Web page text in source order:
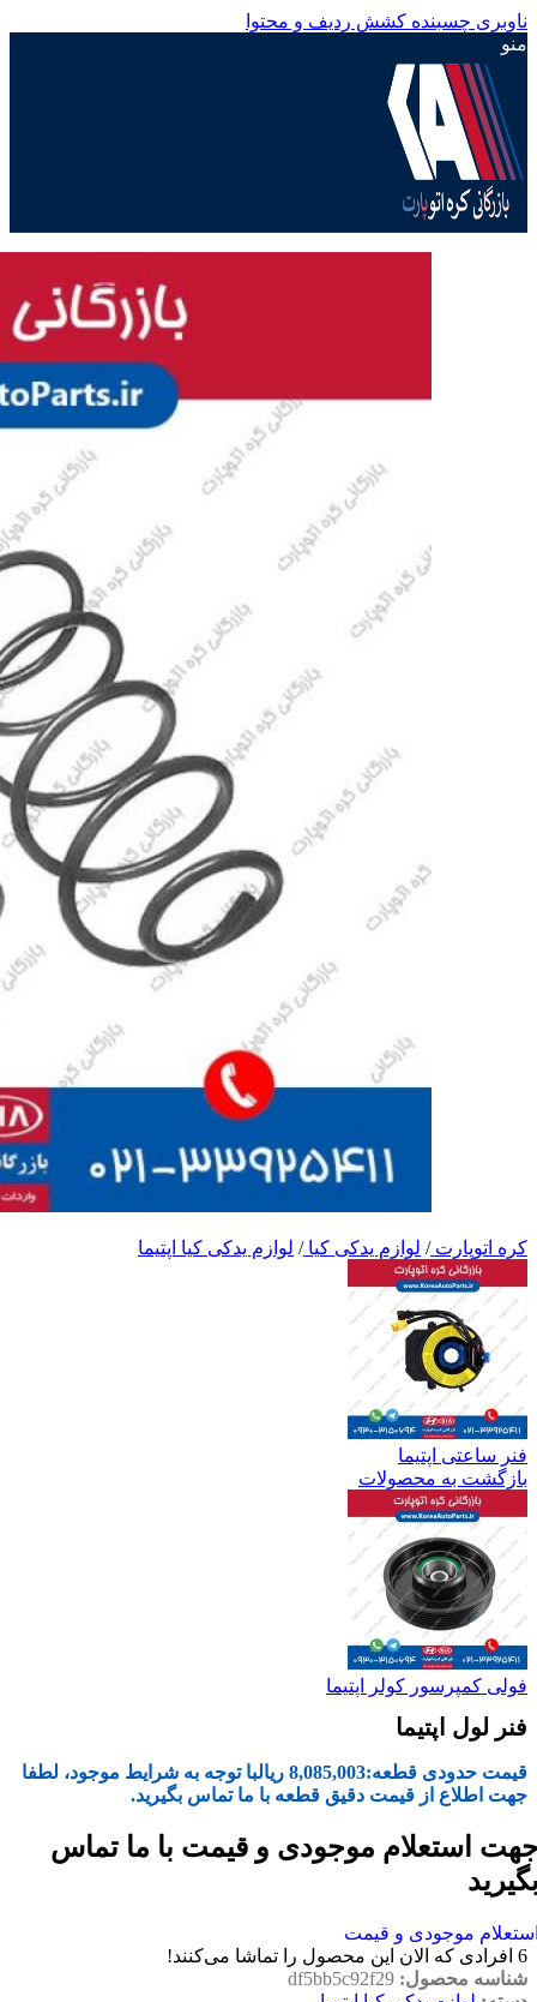
ناوبری چسبنده کشش ردیف و محتوا
منو
کره اتوپارت/ لوازم یدکی کیا/ لوازم یدکی کیا اپتیما
فنر ساعتی اپتیما
بازگشت به محصولات
فولی کمپرسور کولر اپتیما
فنر لول اپتیما
قیمت حدودی قطعه:8,085,003 ریالبا توجه به شرایط موجود، لطفا
جهت اطلاع از قیمت دقیق قطعه با ما تماس بگیرید.
استعلام موجودی و قیمت با ما تماس
موجودی و قیمت
6 افرادی که الان این محصول را تماشا می‌کنند!
شناسه محصول: df5bb5c92f29